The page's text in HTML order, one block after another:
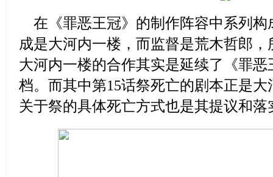
在《罪恶王冠》的制作阵容中系列构
成是大河内一楼，而监督是荒木哲郎
大河内一楼的合作其实是延续了《罪
档。而其中第15话祭死亡的剧本正是
关于祭的具体死亡方式也是其提议和落